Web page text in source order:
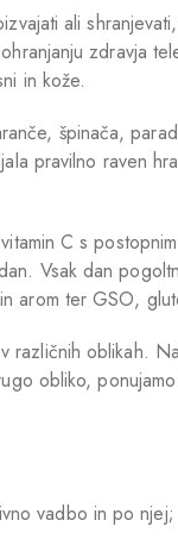
ali
zdravja
in kože.
špinača,
pravilno raven
C s
Vsak dan
arom ter GSO,
različnih oblikah.
obliko,
vadbo in po njej;